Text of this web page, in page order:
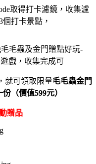
取得打卡濾鏡，收集濾
打卡景點，
毛毛蟲及金門贈點好玩-
戲，收集完成可
就可領取限量毛毛蟲金門
（價值599元）
贈品